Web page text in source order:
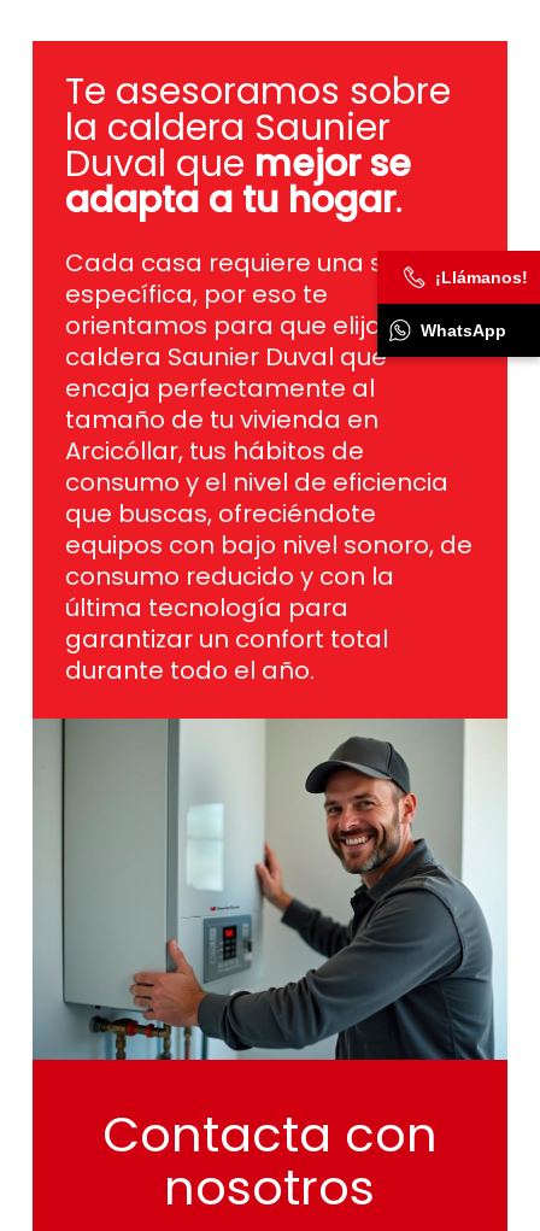
Te asesoramos sobre
la caldera Saunier
Duval quemejor se
adapta a tu hogar.
Cada casa requiere una solución
específica, por eso te
orientamos para que elijas la
caldera Saunier Duval que
encaja perfectamente al
tamaño de tu vivienda en
Arcicóllar, tus hábitos de
consumo y el nivel de eficiencia
que buscas, ofreciéndote
equipos con bajo nivel sonoro, de
consumo reducido y con la
última tecnología para
garantizar un confort total
durante todo el año.
nosotros
¡Llámanos!
WhatsApp